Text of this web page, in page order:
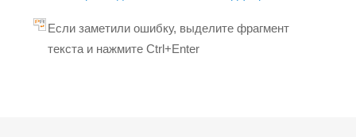
Если заметили ошибку, выделите фрагмент
текста и нажмите Ctrl+Enter